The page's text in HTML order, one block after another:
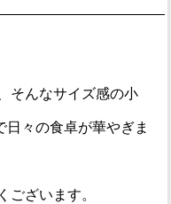
そんなサイズ感の小
々の食卓が華やぎま
ございます。